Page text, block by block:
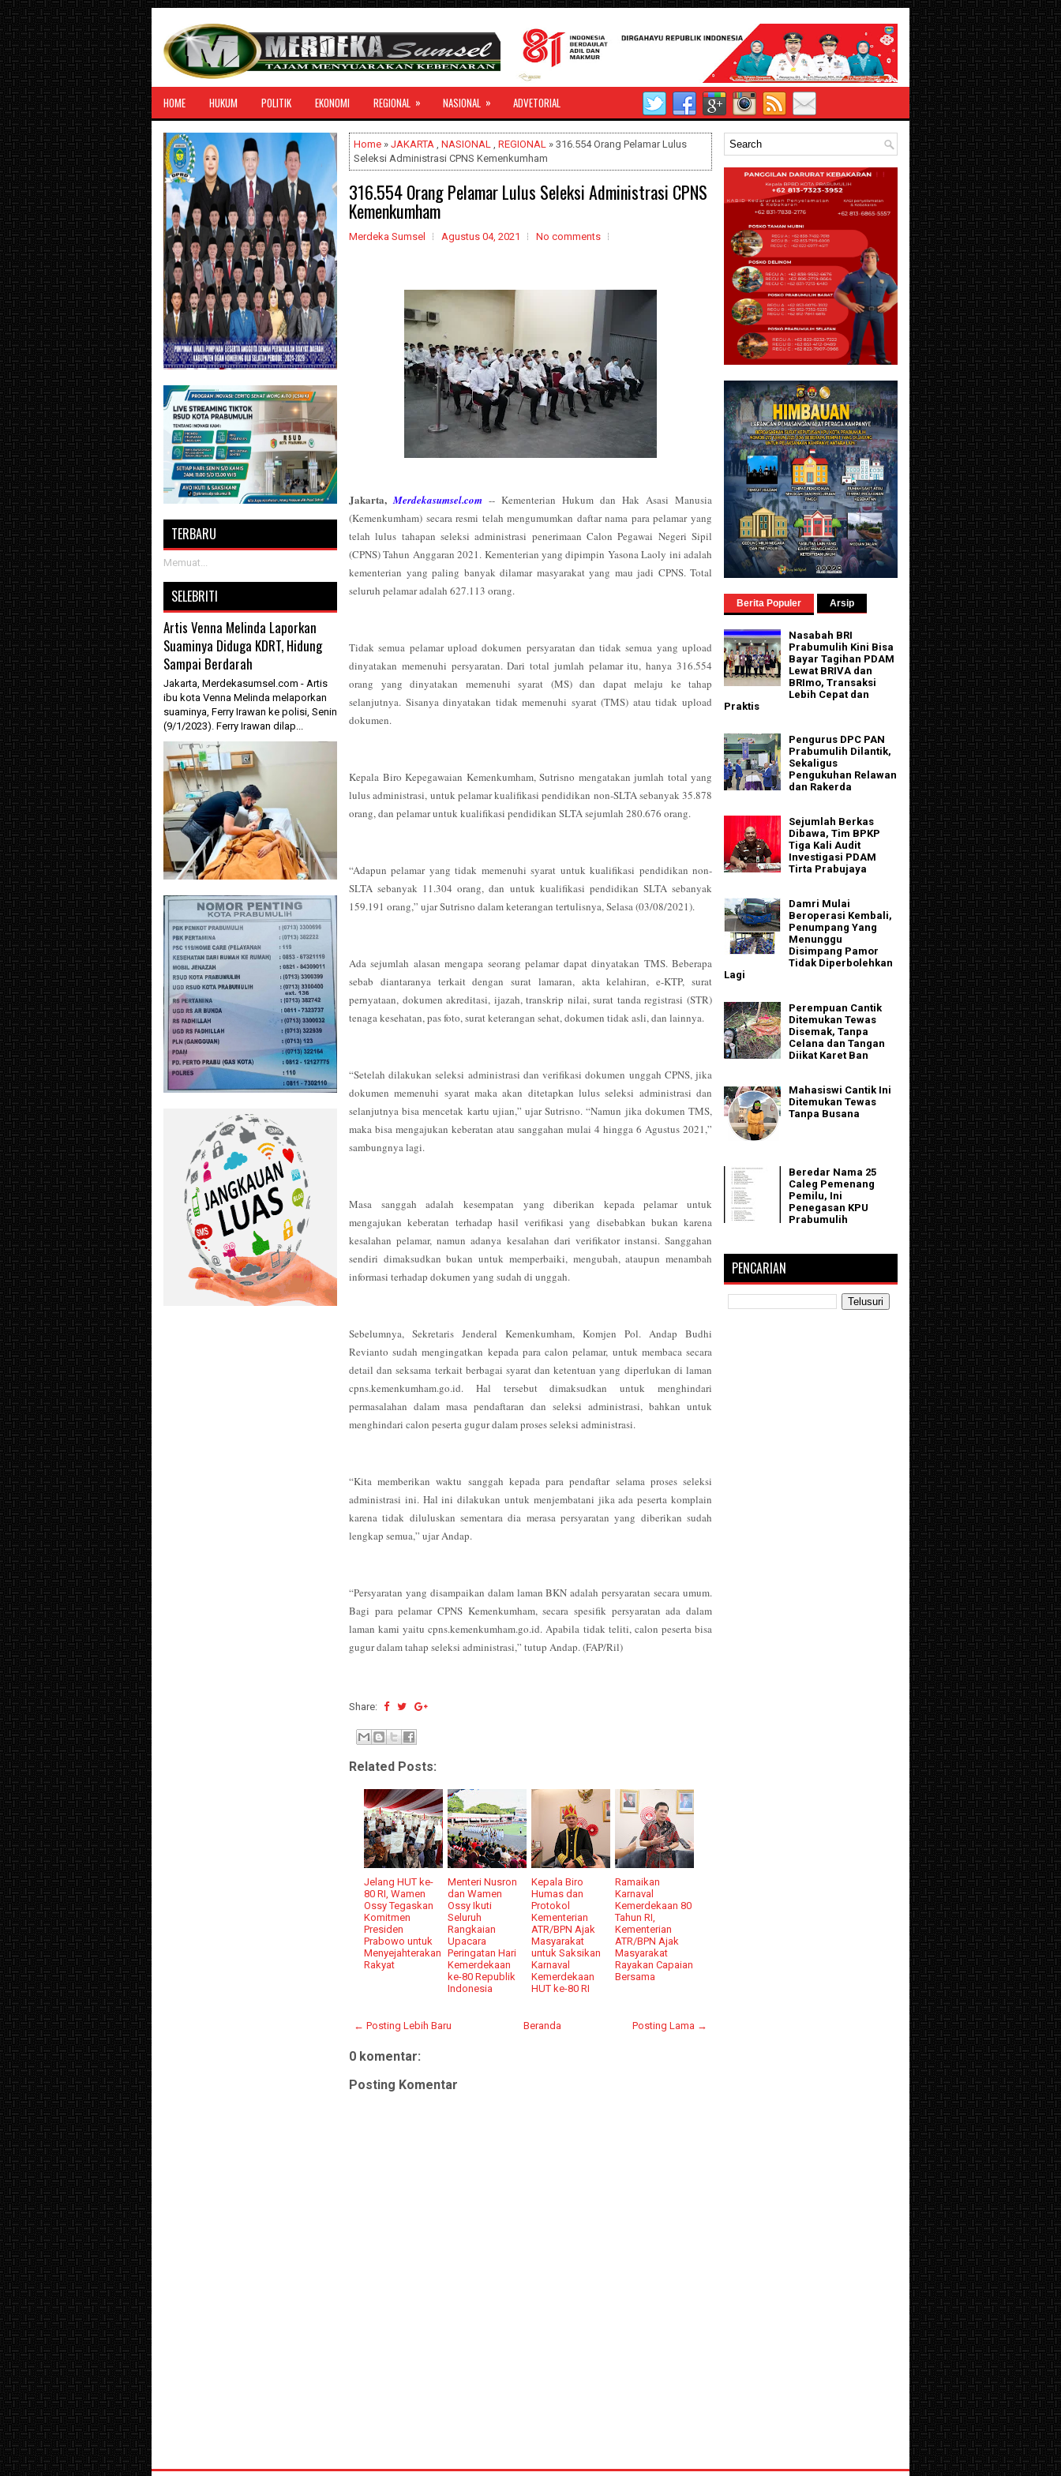
HOME HUKUM POLITIK EKONOMI REGIONAL » NASIONAL » ADVETORIAL
Home » JAKARTA , NASIONAL , REGIONAL » 316.554 Orang Pelamar Lulus
Seleksi Administrasi CPNS Kemenkumham
316.554 Orang Pelamar Lulus Seleksi Administrasi CPNS
Kemenkumham
Merdeka Sumsel Agustus 04, 2021 No comments
Jakarta,Merdekasumsel.com -- Kementerian Hukum dan Hak Asasi Manusia
(Kemenkumham) secara resmi telah mengumumkan daftar nama para pelamar yang
telah lulus tahapan seleksi administrasi penerimaan Calon Pegawai Negeri Sipil
(CPNS) Tahun Anggaran 2021. Kementerian yang dipimpin Yasona Laoly ini adalah
kementerian yang paling banyak dilamar masyarakat yang mau jadi CPNS. Total
seluruh pelamar adalah 627.113 orang.
Tidak semua pelamar upload dokumen persyaratan dan tidak semua yang upload
dinyatakan memenuhi persyaratan. Dari total jumlah pelamar itu, hanya 316.554
orang yang dinyatakan memenuhi syarat (MS) dan dapat melaju ke tahap
selanjutnya. Sisanya dinyatakan tidak memenuhi syarat (TMS) atau tidak upload
dokumen.
Kepala Biro Kepegawaian Kemenkumham, Sutrisno mengatakan jumlah total yang
lulus administrasi, untuk pelamar kualifikasi pendidikan non-SLTA sebanyak 35.878
orang, dan pelamar untuk kualifikasi pendidikan SLTA sejumlah 280.676 orang.
“Adapun pelamar yang tidak memenuhi syarat untuk kualifikasi pendidikan non-
SLTA sebanyak 11.304 orang, dan untuk kualifikasi pendidikan SLTA sebanyak
159.191 orang,” ujar Sutrisno dalam keterangan tertulisnya, Selasa (03/08/2021).
Ada sejumlah alasan mengapa seorang pelamar dapat dinyatakan TMS. Beberapa
sebab diantaranya terkait dengan surat lamaran, akta kelahiran, e-KTP, surat
pernyataan, dokumen akreditasi, ijazah, transkrip nilai, surat tanda registrasi (STR)
tenaga kesehatan, pas foto, surat keterangan sehat, dokumen tidak asli, dan lainnya.
“Setelah dilakukan seleksi administrasi dan verifikasi dokumen unggah CPNS, jika
dokumen memenuhi syarat maka akan ditetapkan lulus seleksi administrasi dan
selanjutnya bisa mencetak kartu ujian,” ujar Sutrisno. “Namun jika dokumen TMS,
maka bisa mengajukan keberatan atau sanggahan mulai 4 hingga 6 Agustus 2021,”
sambungnya lagi.
Masa sanggah adalah kesempatan yang diberikan kepada pelamar untuk
mengajukan keberatan terhadap hasil verifikasi yang disebabkan bukan karena
kesalahan pelamar, namun adanya kesalahan dari verifikator instansi. Sanggahan
sendiri dimaksudkan bukan untuk memperbaiki, mengubah, ataupun menambah
informasi terhadap dokumen yang sudah di unggah.
Sebelumnya, Sekretaris Jenderal Kemenkumham, Komjen Pol. Andap Budhi
Revianto sudah mengingatkan kepada para calon pelamar, untuk membaca secara
detail dan seksama terkait berbagai syarat dan ketentuan yang diperlukan di laman
cpns.kemenkumham.go.id. Hal tersebut dimaksudkan untuk menghindari
permasalahan dalam masa pendaftaran dan seleksi administrasi, bahkan untuk
menghindari calon peserta gugur dalam proses seleksi administrasi.
“Kita memberikan waktu sanggah kepada para pendaftar selama proses seleksi
administrasi ini. Hal ini dilakukan untuk menjembatani jika ada peserta komplain
karena tidak diluluskan sementara dia merasa persyaratan yang diberikan sudah
lengkap semua,” ujar Andap.
“Persyaratan yang disampaikan dalam laman BKN adalah persyaratan secara umum.
Bagi para pelamar CPNS Kemenkumham, secara spesifik persyaratan ada dalam
laman kami yaitu cpns.kemenkumham.go.id. Apabila tidak teliti, calon peserta bisa
gugur dalam tahap seleksi administrasi,” tutup Andap. (FAP/Ril)
Share:
Related Posts:
Jelang HUT ke-
80 RI, Wamen
Ossy Tegaskan
Komitmen
Presiden
Prabowo untuk
Menyejahterakan
Rakyat
Menteri Nusron
dan Wamen
Ossy Ikuti
Seluruh
Rangkaian
Upacara
Peringatan Hari
Kemerdekaan
ke-80 Republik
Indonesia
Kepala Biro
Humas dan
Protokol
Kementerian
ATR/BPN Ajak
Masyarakat
untuk Saksikan
Karnaval
Kemerdekaan
HUT ke-80 RI
Ramaikan
Karnaval
Kemerdekaan 80
Tahun RI,
Kementerian
ATR/BPN Ajak
Masyarakat
Rayakan Capaian
Bersama
← Posting Lebih Baru Posting Lama →
Beranda
0 komentar:
Posting Komentar
TERBARU
Memuat...
SELEBRITI
Artis Venna Melinda Laporkan
Suaminya Diduga KDRT, Hidung
Sampai Berdarah
Jakarta, Merdekasumsel.com - Artis
ibu kota Venna Melinda melaporkan
suaminya, Ferry Irawan ke polisi, Senin
(9/1/2023). Ferry Irawan dilap...
Berita Populer Arsip
Nasabah BRI
Prabumulih Kini Bisa
Bayar Tagihan PDAM
Lewat BRIVA dan
BRImo, Transaksi
Lebih Cepat dan
Praktis
Pengurus DPC PAN
Prabumulih Dilantik,
Sekaligus
Pengukuhan Relawan
dan Rakerda
Sejumlah Berkas
Dibawa, Tim BPKP
Tiga Kali Audit
Investigasi PDAM
Tirta Prabujaya
Damri Mulai
Beroperasi Kembali,
Penumpang Yang
Menunggu
Disimpang Pamor
Tidak Diperbolehkan
Lagi
Perempuan Cantik
Ditemukan Tewas
Disemak, Tanpa
Celana dan Tangan
Diikat Karet Ban
Mahasiswi Cantik Ini
Ditemukan Tewas
Tanpa Busana
Beredar Nama 25
Caleg Pemenang
Pemilu, Ini
Penegasan KPU
Prabumulih
PENCARIAN